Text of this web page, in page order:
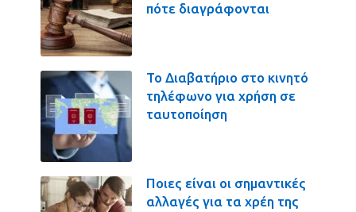
πότε διαγράφονται
Το Διαβατήριο στο κινητό
τηλέφωνο για χρήση σε
ταυτοποίηση
Ποιες είναι οι σημαντικές
αλλαγές για τα χρέη της